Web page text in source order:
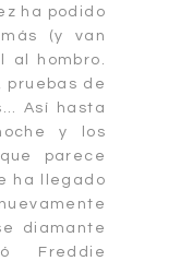
ha podido
(y van
al hombro.
pruebas de
Así hasta
y los
parece
ha llegado
diamante
Freddie